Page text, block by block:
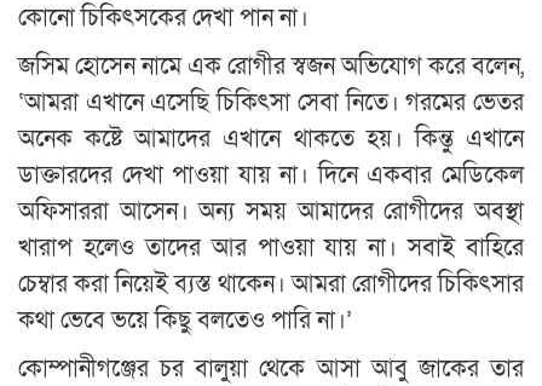
কোনো চিকিৎসকের দেখা পান না।
জসিম হোসেন নামে এক রোগীর স্বজন অভিযোগ করে বলেন,
‘আমরা এখানে এসেছি চিকিৎসা সেবা নিতে। গরমের ভেতর
অনেক কষ্টে আমাদের এখানে থাকতে হয়। কিন্তু এখানে
ডাক্তারদের দেখা পাওয়া যায় না। দিনে একবার মেডিকেল
অফিসাররা আসেন। অন্য সময় আমাদের রোগীদের অবস্থা
খারাপ হলেও তাদের আর পাওয়া যায় না। সবাই বাহিরে
চেম্বার করা নিয়েই ব্যস্ত থাকেন। আমরা রোগীদের চিকিৎসার
কথা ভেবে ভয়ে কিছু বলতেও পারি না।’
কোম্পানীগঞ্জের চর বালুয়া থেকে আসা আবু জাকের তার